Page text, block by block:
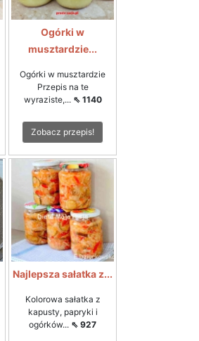
Ogórki w
musztardzie...
Ogórki w musztardzie
Przepis na te
wyraziste,... ⇖ 1140
Zobacz przepis!
Najlepsza sałatka z...
Kolorowa sałatka z
kapusty, papryki i
ogórków... ⇖ 927